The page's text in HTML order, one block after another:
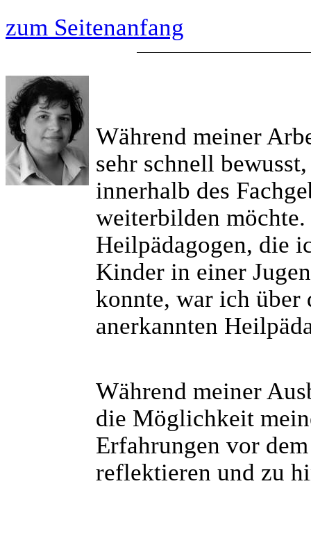
zum Seitenanfang
Während meiner
sehr schnell
innerhalb des
weiterbilden
Heilpädagogen, die
Kinder in einer
konnte, war ich über
anerkannten
Während meiner
die Möglichkeit
Erfahrungen vor
reflektieren und zu